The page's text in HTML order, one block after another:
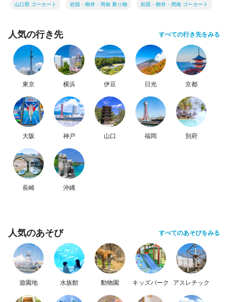
山口県 ゴーカート 岩国・柳井・周南 乗り物 岩国・柳井・周南 ゴーカート
人気の行き先 すべての行き先をみる
東京 横浜 伊豆 日光 京都
大阪 神戸 山口 福岡 別府
長崎 沖縄
人気のあそび すべてのあそびをみる
遊園地 水族館 動物園 キッズパーク アスレチック